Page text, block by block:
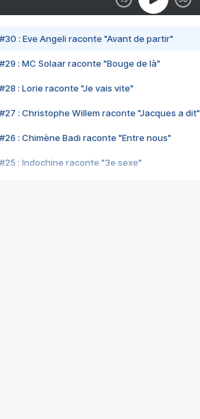
#30 : Eve Angeli raconte "Avant de partir"
#29 : MC Solaar raconte "Bouge de là"
#28 : Lorie raconte "Je vais vite"
#27 : Christophe Willem raconte "Jacques a dit"
#26 : Chimène Badi raconte "Entre nous"
#25 : Indochine raconte "3e sexe"